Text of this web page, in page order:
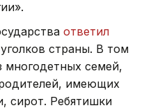
ответил
страны. В том
многодетных семей,
имеющих
сирот. Ребятишки